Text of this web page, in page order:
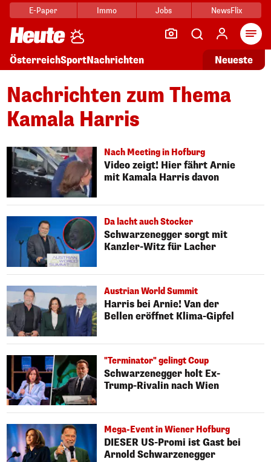
E-Paper Immo Jobs NewsFlix
ÖsterreichSportNachrichten Neueste
Nachrichten zum Thema
Kamala Harris
Nach Meeting in Hofburg
Video zeigt! Hier fährt Arnie
mit Kamala Harris davon
Da lacht auch Stocker
Schwarzenegger sorgt mit
Kanzler-Witz für Lacher
Austrian World Summit
Harris bei Arnie! Van der
Bellen eröffnet Klima-Gipfel
"Terminator" gelingt Coup
Schwarzenegger holt Ex-
Trump-Rivalin nach Wien
Mega-Event in Wiener Hofburg
DIESER US-Promi ist Gast bei
Arnold Schwarzenegger